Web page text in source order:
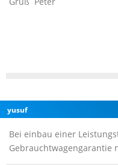
yusuf
Bei einbau einer
Gebrauchtwagengarantie